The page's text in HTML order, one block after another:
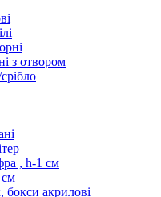
з отвором
, h-1 см
бокси акрилові